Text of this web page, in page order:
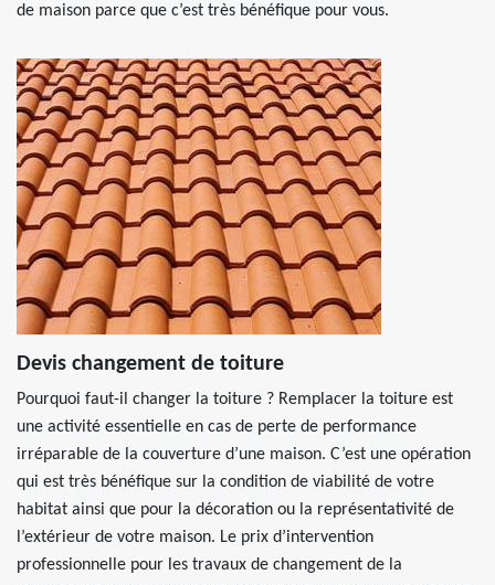
de maison parce que c’est très bénéfique pour vous.
Devis changement de toiture
Pourquoi faut-il changer la toiture ? Remplacer la toiture est
une activité essentielle en cas de perte de performance
irréparable de la couverture d’une maison. C’est une opération
qui est très bénéfique sur la condition de viabilité de votre
habitat ainsi que pour la décoration ou la représentativité de
l’extérieur de votre maison. Le prix d’intervention
professionnelle pour les travaux de changement de la